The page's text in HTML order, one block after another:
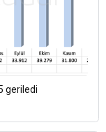
geriledi